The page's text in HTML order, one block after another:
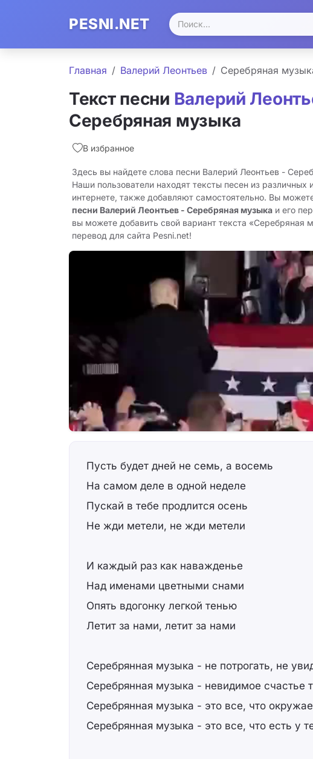
PESNI.NET
Главная Валерий Леонтьев Серебряная
Текст песни Валерий
Серебряная музыка
В избранное
Здесь вы найдете слова песни Валерий Леонтьев -
Наши пользователи находят тексты песен из различных
интернете, также добавляют самостоятельно. Вы
песни Валерий Леонтьев - Серебряная музыка и его
вы можете добавить свой вариант текста «Серебряная
перевод для сайта Pesni.net!
Пусть будет дней не семь, а восемь
На самом деле в одной неделе
Пускай в тебе продлится осень
Не жди метели, не жди метели
И каждый раз как наважденье
Над именами цветными снами
Опять вдогонку легкой тенью
Летит за нами, летит за нами
Серебрянная музыка - не потрогать, не
Серебрянная музыка - невидимое счастье
Серебрянная музыка - это все, что
Серебрянная музыка - это все, что есть у